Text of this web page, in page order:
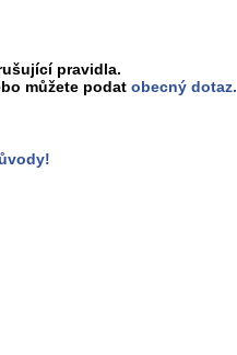
pravidla.
můžete podat obecný dotaz.